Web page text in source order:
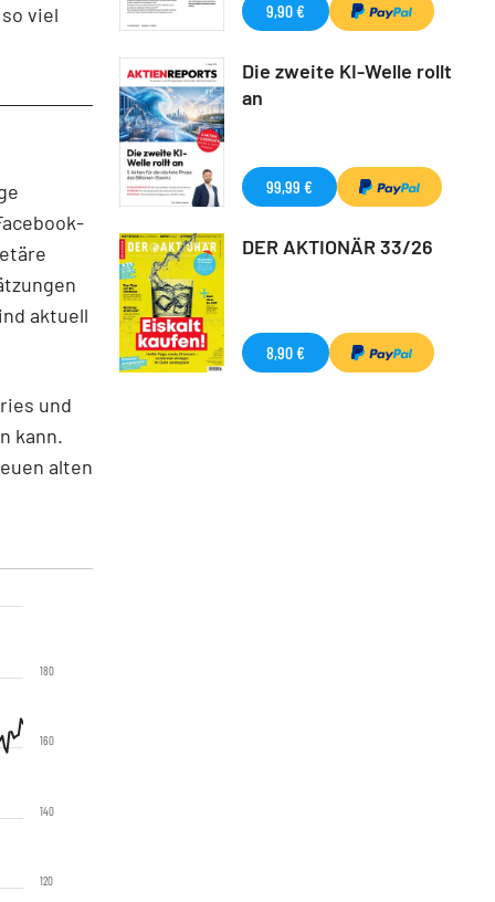
viel
aktuell
und
kann.
alten
120
140
160
180
9,90 €
Die zweite KI-Welle rollt
an
99,99 €
DER AKTIONÄR 33/26
8,90 €